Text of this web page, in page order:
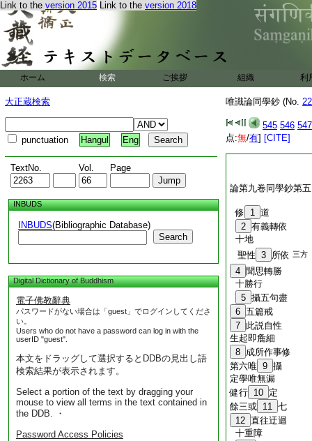
Link to the version 2015 Link to the version 2018
ホーム 検索 ご挨拶 組織 利
大正蔵検索
punctuation Hangul Eng
TextNo. Vol. Page
INBUDS
INBUDS(Bibliographic Database)
Search
Digital Dictionary of Buddhism
電子佛教辭典
パスワードがない場合は「guest」でログインしてくださ
い。
Users who do not have a password can log in with the
userID "guest".
本文をドラッグして選択するとDDBの見出し語
検索結果が表示されます。
Select a portion of the text by dragging your
mouse to view all terms in the text contained in
the DDB. ・
Password Access Policies
唯識論同學鈔 (No.
545 546 547
点:無/有] [CITE]
論第九卷同學鈔第
修 1 道
2 有義轉依
十地
聖性 3 所依 三方
4 聞思轉勝
十勝行
5 攝五句盡
6 五篇戒
7 此説自性
生起即麁細
8 成所作事修
第六唯 9 攝
定學唯無漏
健行 10 定
餘三或 11 七
12 直往迂迴
十重障